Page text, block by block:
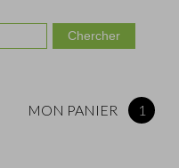
MON PANIER 1